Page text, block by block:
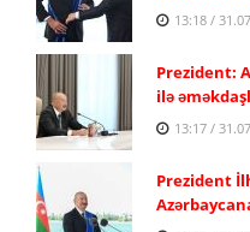
13:18 /
Prezident:
ilə
13:17 /
Prezident